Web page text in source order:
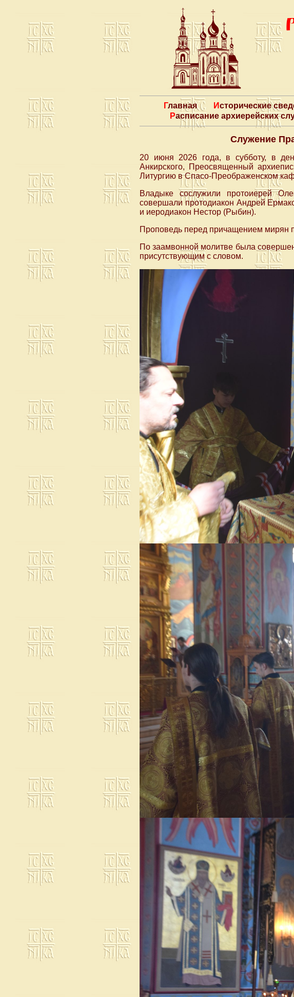
Главная Исторические
Расписание архиерейских
Служение
20 июня 2026 года, в субботу, в
Анкирского, Преосвященный
Литургию в Спасо-Преображенском
Владыке сослужили протоиерей
совершали протодиакон Андрей
и иеродиакон Нестор (Рыбин).
Проповедь перед причащением мирян
По заамвонной молитве была
присутствующим с словом.